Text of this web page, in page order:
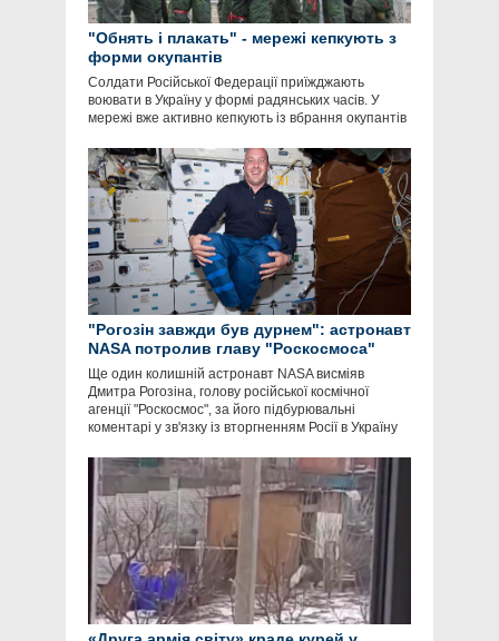
"Обнять і плакать" - мережі кепкують з
форми окупантів
Солдати Російської Федерації приїжджають
воювати в Україну у формі радянських часів. У
мережі вже активно кепкують із вбрання окупантів
"Рогозін завжди був дурнем": астронавт
NASA потролив главу "Роскосмоса"
Ще один колишній астронавт NASA висміяв
Дмитра Рогозіна, голову російської космічної
агенції "Роскосмос", за його підбурювальні
коментарі у зв'язку із вторгненням Росії в Україну